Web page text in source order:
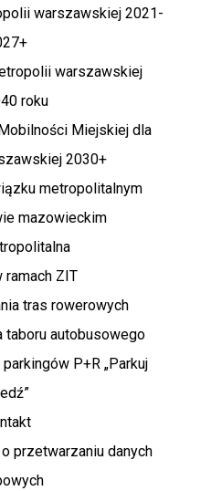
warszawskiej 2021-
warszawskiej
roku
Miejskiej dla
2030+
metropolitalnym
mazowieckim
ramach ZIT
tras rowerowych
taboru autobusowego
P+R „Parkuj
przetwarzaniu danych